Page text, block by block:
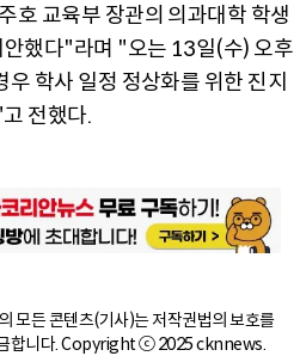
호 교육부 장관의 의과대학 학생
했다"라며 "오는 13일(수) 오후
학사 일정 정상화를 위한 진지
전했다.
든 콘텐츠(기사)는 저작권법의 보호를
금합니다. Copyright ⓒ 2025 cknnews.